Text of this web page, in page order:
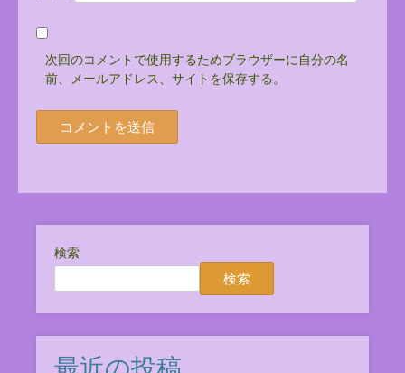
次回のコメントで使用するためブラウザーに自分の名
前、メールアドレス、サイトを保存する。
検索
検索